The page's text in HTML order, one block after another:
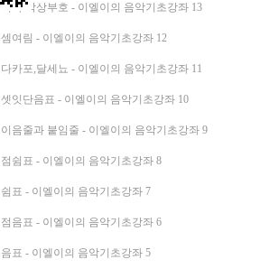
타 악상부호 - 이엘이의 음악기초강좌 13
셈여림 - 이엘이의 음악기초강좌 12
다카포,달세뇨 - 이엘이의 음악기초강좌 11
셋잇단음표 - 이엘이의 음악기초강좌 10
이음줄과 붙임줄 - 이엘이의 음악기초강좌 9
점쉼표 - 이엘이의 음악기초강좌 8
쉼표 - 이엘이의 음악기초강좌 7
점음표 - 이엘이의 음악기초강좌 6
음표 - 이엘이의 음악기초강좌 5